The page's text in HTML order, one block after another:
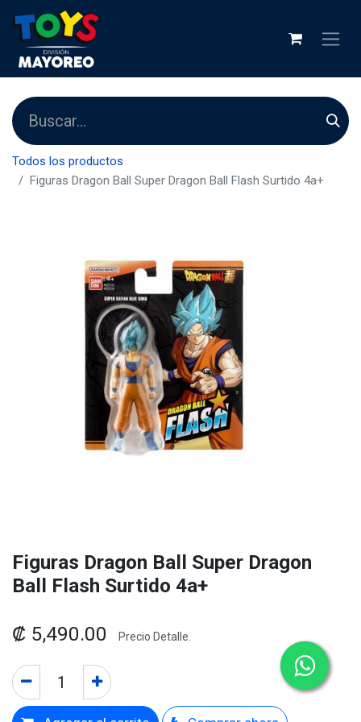
Todos los productos
Figuras Dragon Ball Super Dragon Ball Flash Surtido 4a+
Figuras Dragon Ball Super Dragon
Ball Flash Surtido 4a+
₡ 5,490.00 Precio Detalle.